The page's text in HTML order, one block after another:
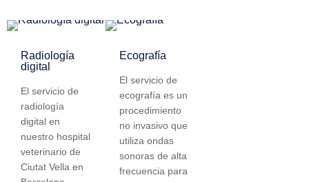
Radiología
digital
El servicio de
radiología
digital en
nuestro hospital
veterinario de
Ciutat Vella en
Ecografía
El servicio de
ecografía es un
procedimiento
no invasivo que
utiliza ondas
sonoras de alta
frecuencia para